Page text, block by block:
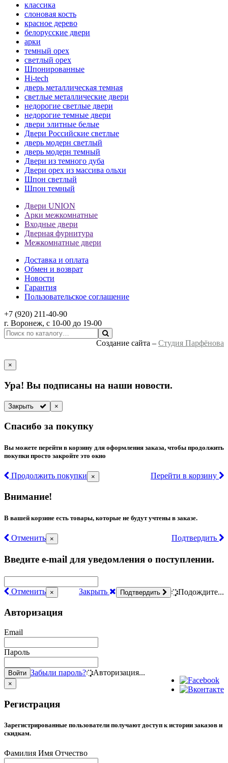
классика
слоновая кость
красное дерево
белорусские двери
арки
темный орех
светлый орех
Шпонированные
Hi-tech
дверь металлическая темная
светлые металлические двери
недорогие светлые двери
недорогие темные двери
двери элитные белые
Двери Российские светлые
дверь модерн светлый
дверь модерн темный
Двери из темного дуба
Двери орех из массива ольхи
Шпон светлый
Шпон темный
Двери UNION
Арки межкомнатные
Входные двери
Дверная фурнитура
Межкомнатные двери
Доставка и оплата
Обмен и возврат
Новости
Гарантия
Пользовательское соглашение
+7 (920) 211-40-90
г. Воронеж, с 10-00 до 19-00
Создание сайта – Студия Парфёнова
×
Ура! Вы подписаны на наши новости.
Закрыть ×
Спасибо за покупку
Вы можете перейти в корзину для оформления заказа, чтобы продолжить
покупки просто закройте это окно
Продолжить покупки Перейти в корзину
×
Внимание!
В вашей корзине есть товары, которые не будут учтены в заказе.
Отменить Подтвердить
×
Введите e-mail для уведомления о поступлении.
Отменить Подтвердить Подождите...
Закрыть
×
Авторизация
Email
Пароль
Войти Забыли пароль? Авторизация...
×
Регистрация
Зарегистрированные пользователи получают доступ к истории заказов и
скидкам.
Фамилия Имя Отчество